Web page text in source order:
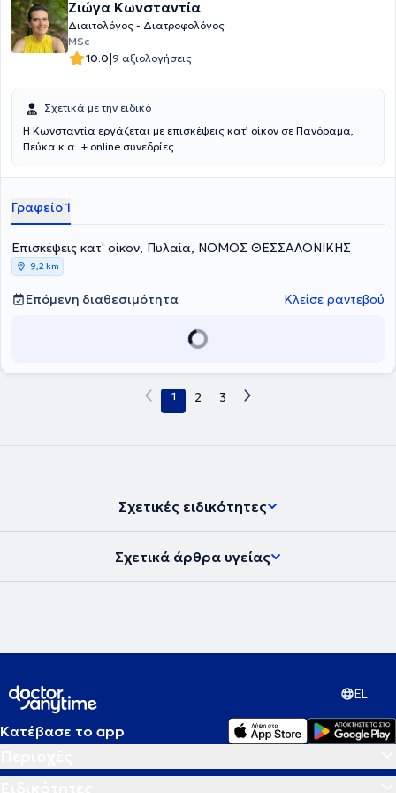
Ζιώγα Κωνσταντία
Διαιτολόγος - Διατροφολόγος
MSc
10.0|9 αξιολογήσεις
Σχετικά με την ειδικό
Η Κωνσταντία εργάζεται με επισκέψεις κατ’ οίκον σε Πανόραμα,
Πεύκα κ.α. + online συνεδρίες
Γραφείο 1
Επισκέψεις κατ' οίκον, Πυλαία, ΝΟΜΟΣ ΘΕΣΣΑΛΟΝΙΚΗΣ
9,2 km
Επόμενη διαθεσιμότητα Κλείσε ραντεβού
1 2 3
Σχετικές ειδικότητες
Σχετικά άρθρα υγείας
EL
Κατέβασε το app